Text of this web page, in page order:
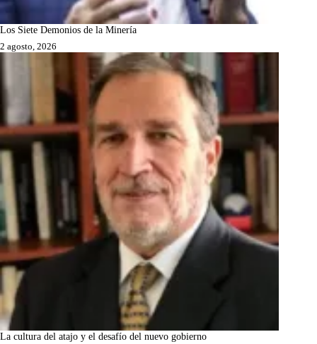
Los Siete Demonios de la Minería
2 agosto, 2026
La cultura del atajo y el desafío del nuevo gobierno